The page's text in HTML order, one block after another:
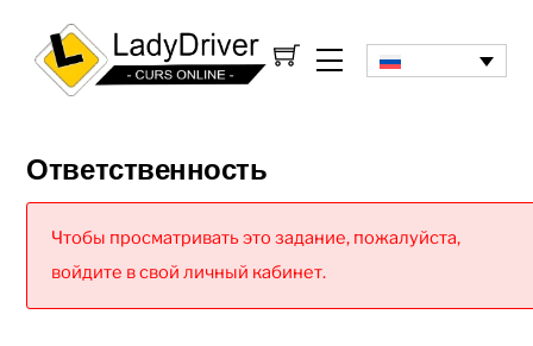
Ответственность
Чтобы просматривать это задание, пожалуйста,
войдите в свой личный кабинет.